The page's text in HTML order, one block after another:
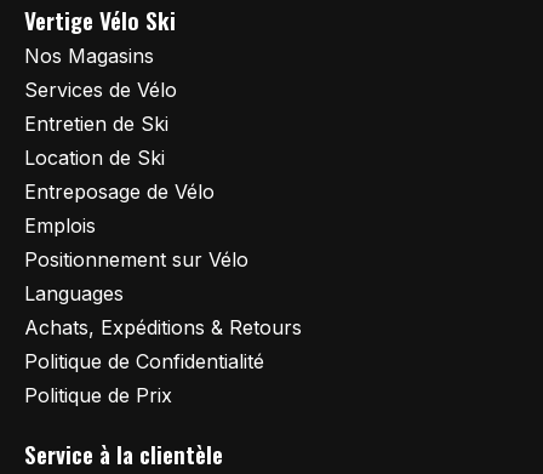
Vertige Vélo Ski
Nos Magasins
Services de Vélo
Entretien de Ski
Location de Ski
Entreposage de Vélo
Emplois
Positionnement sur Vélo
Languages
Achats, Expéditions & Retours
Politique de Confidentialité
Politique de Prix
Service à la clientèle